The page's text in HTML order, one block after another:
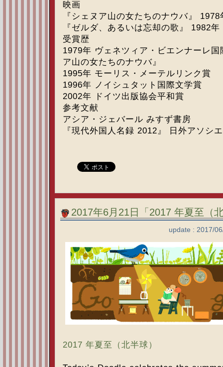
映画
『シェヌア山の女たちのナウバ』 1978
『ゼルダ、あるいは忘却の歌』 1982年
受賞歴
1979年 ヴェネツィア・ビエンナーレ
ア山の女たちのナウバ』
1995年 モーリス・メーテルリンク賞
1996年 ノイシュタット国際文学賞
2002年 ドイツ出版協会平和賞
参考文献
アシア・ジェバール みすず書房
『現代外国人名録 2012』 日外アソシ
2017年6月21日「2017 年夏至（
update : 2017/
2017 年夏至（北半球）